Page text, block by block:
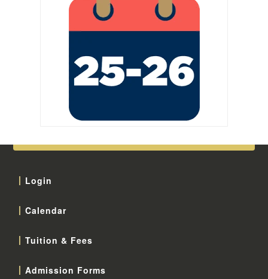
Login
Calendar
Tuition & Fees
Admission Forms